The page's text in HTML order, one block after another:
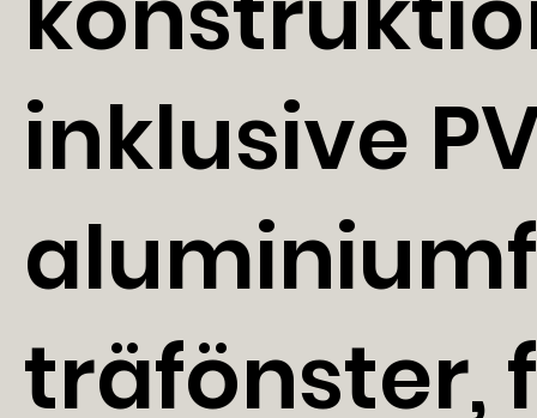
inklusive
träfönster,